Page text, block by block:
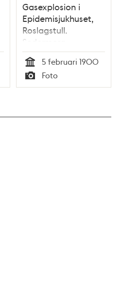
Gasexplosion i
Epidemisjukhuset,
Roslagstull.
Sedermera
Roslagstulls sjukhus
Tid
5 februari 1900
Typ
Foto